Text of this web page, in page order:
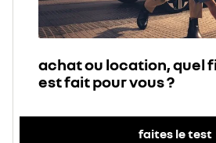
achat ou location, quel
est fait pour vous ?
faites le test